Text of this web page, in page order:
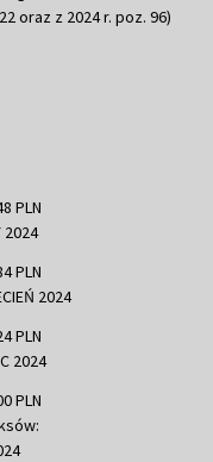
oraz z 2024 r. poz. 96)
PLN
2024
PLN
2024
PLN
2024
PLN